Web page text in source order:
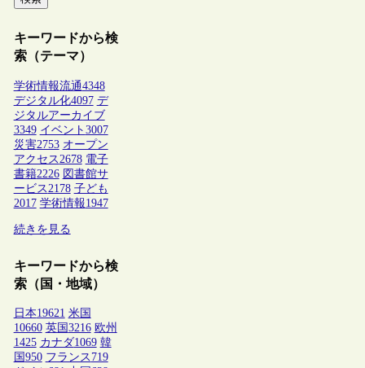
キーワードから検
索（テーマ）
学術情報流通4348
デジタル化4097 デ
ジタルアーカイブ
3349 イベント 3007
災害2753 オープン
アクセス 2678 電子
書籍2226 図書館サ
ービス 2178 子ども
2017 学術情報1947
続きを見る
キーワードから検
索（国・地域）
日本19621 米国
10660 英国 3216 欧州
1425 カナダ1069 韓
国 950 フランス 719